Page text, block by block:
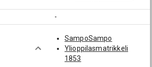
Josef Theodor
(1872-1945):
[piirilääkäri;
kunnanlääkäri]
-
SampoSampo
Ylioppilasmatrikkeli
1853